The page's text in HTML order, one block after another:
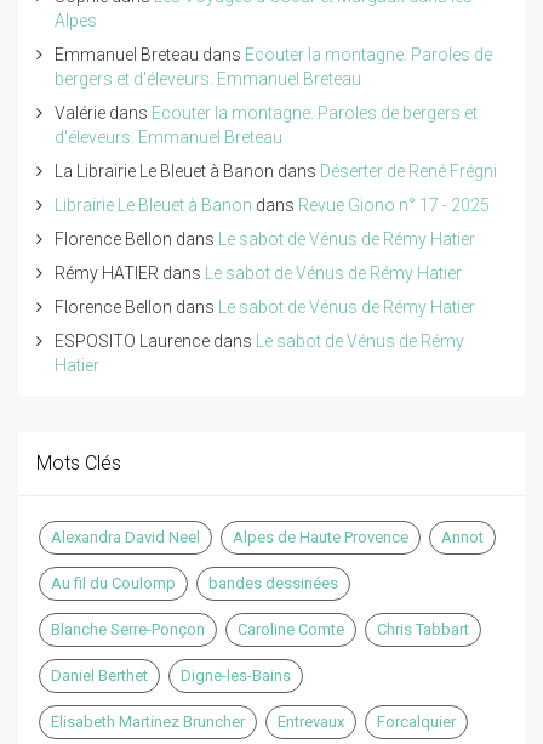
Alpes
Emmanuel Breteau dans Ecouter la montagne. Paroles de
bergers et d'éleveurs. Emmanuel Breteau
Valérie dans Ecouter la montagne. Paroles de bergers et
d'éleveurs. Emmanuel Breteau
La Librairie Le Bleuet à Banon dans Déserter de René Frégni
Librairie Le Bleuet à Banon dans Revue Giono n° 17 - 2025
Florence Bellon dans
Le sabot de Vénus de Rémy Hatier
Rémy HATIER dans
Le sabot de Vénus de Rémy Hatier
Florence Bellon dans
Le sabot de Vénus de Rémy Hatier
ESPOSITO Laurence dans
Le sabot de Vénus de Rémy
Hatier
Mots Clés
Alexandra David Neel Alpes de Haute Provence Annot
Au fil du Coulomp bandes dessinées
Blanche Serre-Ponçon Caroline Comte Chris Tabbart
Daniel Berthet Digne-les-Bains
Elisabeth Martinez Bruncher Entrevaux Forcalquier